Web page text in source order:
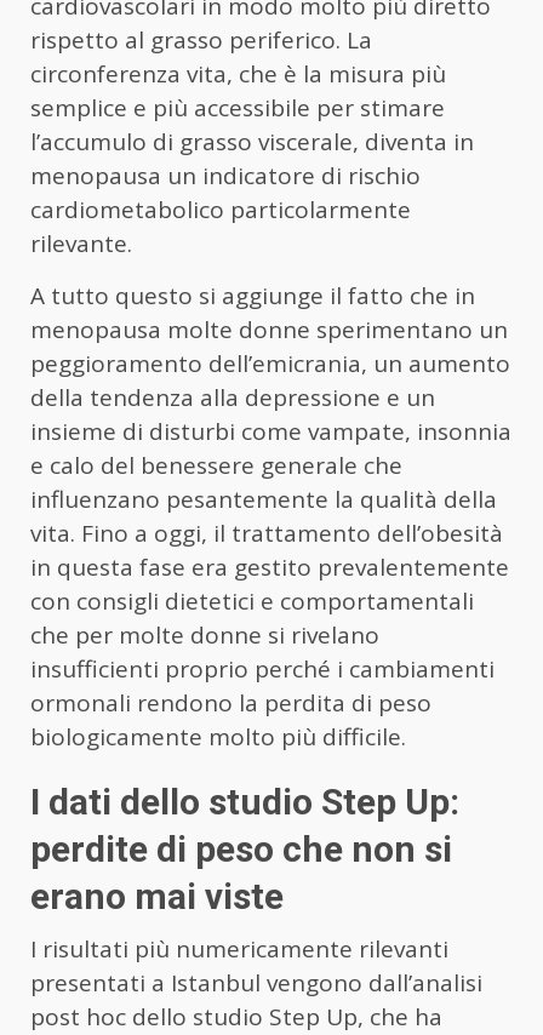
cardiovascolari in modo molto più diretto
rispetto al grasso periferico. La
circonferenza vita, che è la misura più
semplice e più accessibile per stimare
l’accumulo di grasso viscerale, diventa in
menopausa un indicatore di rischio
cardiometabolico particolarmente
rilevante.
A tutto questo si aggiunge il fatto che in
menopausa molte donne sperimentano un
peggioramento dell’emicrania, un aumento
della tendenza alla depressione e un
insieme di disturbi come vampate, insonnia
e calo del benessere generale che
influenzano pesantemente la qualità della
vita. Fino a oggi, il trattamento dell’obesità
in questa fase era gestito prevalentemente
con consigli dietetici e comportamentali
che per molte donne si rivelano
insufficienti proprio perché i cambiamenti
ormonali rendono la perdita di peso
biologicamente molto più difficile.
I dati dello studio Step Up:
perdite di peso che non si
erano mai viste
I risultati più numericamente rilevanti
presentati a Istanbul vengono dall’analisi
post hoc dello studio Step Up, che ha